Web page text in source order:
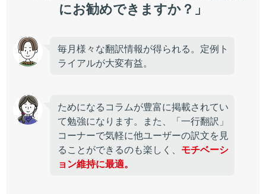
にお勧めできますか？」
毎月様々な翻訳情報が得られる。定例ト
ライアルが大変有益。
ためになるコラムが豊富に掲載されてい
て勉強になります。また、「一行翻訳」
コーナーで気軽に他ユーザーの訳文を見
ることができるのも楽しく、 モチベーシ
ョン維持に最適。